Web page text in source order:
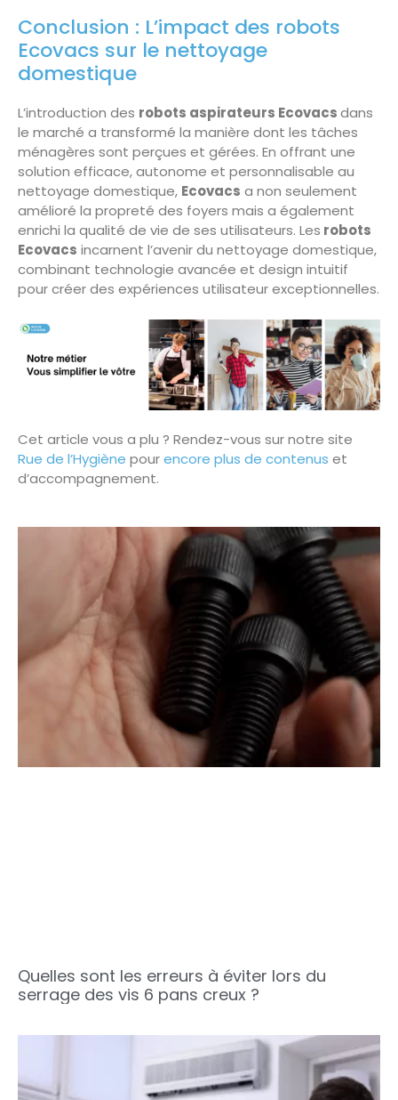
Conclusion : L’impact des robots
Ecovacs sur le nettoyage
domestique
L’introduction des robots aspirateurs Ecovacsdans
le marché a transformé la manière dont les tâches
ménagères sont perçues et gérées. En offrant une
solution efficace, autonome et personnalisable au
nettoyage domestique, Ecovacs a non seulement
amélioré la propreté des foyers mais a également
enrichi la qualité de vie de ses utilisateurs. Les robots
Ecovacs incarnent l’avenir du nettoyage domestique,
combinant technologie avancée et design intuitif
pour créer des expériences utilisateur exceptionnelles.
Cet article vous a plu ? Rendez-vous sur notre site
Rue de l’Hygiène pourencore plus de contenus et
d’accompagnement.
Quelles sont les erreurs à éviter lors du
serrage des vis 6 pans creux ?